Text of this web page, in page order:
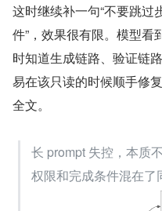
这时继续补一句“不要跳过
件”，效果很有限。模型看
时知道生成链路、验证链
易在该只读的时候顺手修
全文。
长 prompt 失控，本质
权限和完成条件混在了